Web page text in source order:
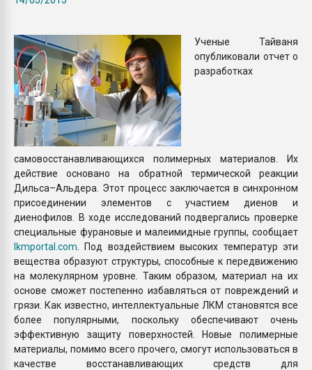
ПЕРЕЙТИ НА
Ученые Тайваня
опубликовали отчет о
разработках
самовосстанавливающихся полимерных материалов. Их
действие основано на обратной термической реакции
Дильса–Альдера. Этот процесс заключается в синхронном
присоединении элементов с участием диенов и
диенофилов. В ходе исследований подвергались проверке
специальные фурановые и малеимидные группы, сообщает
lkmportal.com . Под воздействием высоких температур эти
вещества образуют структуры, способные к передвижению
на молекулярном уровне. Таким образом, материал на их
основе сможет постепенно избавляться от повреждений и
грязи. Как известно, интеллектуальные ЛКМ становятся все
более популярными, поскольку обеспечивают очень
эффективную защиту поверхностей. Новые полимерные
материалы, помимо всего прочего, смогут использоваться в
качестве восстанавливающих средств для